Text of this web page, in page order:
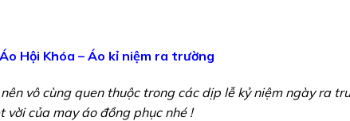
Hội Khóa – Áo kỉ niệm ra trường
vô cùng quen thuộc trong các dịp lễ kỷ niệm ngày ra
của may áo đồng phục nhé !